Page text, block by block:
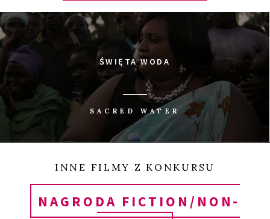
ŚWIĘTA WODA
SACRED WATER
INNE FILMY Z KONKURSU
NAGRODA FICTION/NON-